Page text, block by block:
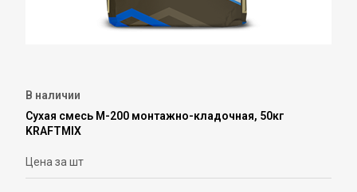
В наличии
Сухая смесь М-200 монтажно-кладочная, 50кг
KRAFTMIX
Цена за шт